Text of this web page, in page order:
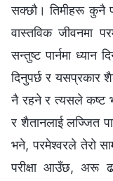
सक्छौ। तिमीहरू कुनै
वास्तविक जीवनमा
सन्तुष्ट पार्नमा ध्यान
दिनुपर्छ र यसप्रकार
नै रहने र त्यसले कष्ट
र शैतानलाई लज्जित
भने, परमेश्‍वरले तेरो
परीक्षा आउँछ, अरू